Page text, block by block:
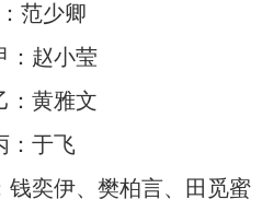
范少卿
：赵小莹
：黄雅文
：于飞
钱奕伊、樊柏言、田觅蜜